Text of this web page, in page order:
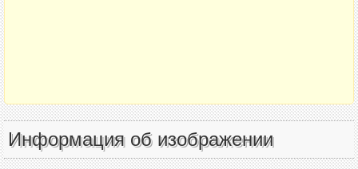
Информация об изображении